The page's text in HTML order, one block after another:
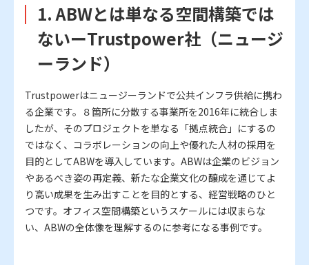
1. ABWとは単なる空間構築では
ないーTrustpower社（ニュージ
ーランド）
Trustpowerはニュージーランドで公共インフラ供給に携わ
る企業です。８箇所に分散する事業所を2016年に統合しま
したが、そのプロジェクトを単なる「拠点統合」にするの
ではなく、コラボレーションの向上や優れた人材の採用を
目的としてABWを導入しています。ABWは企業のビジョン
やあるべき姿の再定義、新たな企業文化の醸成を通じてよ
り高い成果を生み出すことを目的とする、経営戦略のひと
つです。オフィス空間構築というスケールには収まらな
い、ABWの全体像を理解するのに参考になる事例です。